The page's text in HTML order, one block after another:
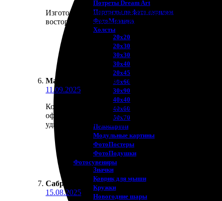
Потреты Dream Art
Портреты по фото акрилом
ФотоМозаика
Холсты
20х20
20х30
30х30
30х40
20х45
30х60
30х90
40х40
40х60
50х70
Пенокартон
Модульные картины
ФотоПостеры
ФотоПодушки
Фотоcувениры
Значки
Коврик для мыши
Кружки
Новогодние шары
Изготовили отличный настенный календарь.
восторге. Обязательно закажу ещё раз! Цены
Мальвина Пименова : ★
11.09.2025
Когда-то задумала сделать календарь на
оформила без трудностей, на этапе загрузки
удивил. Персонал вежливый и отзывчивый,
Сабрина Л. ★ ★ ★ ★ ★
15.08.2025